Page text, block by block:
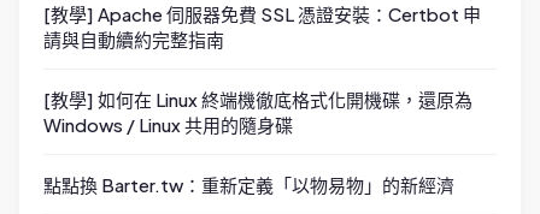
[教學] Apache 伺服器免費 SSL 憑證安裝：Certbot 申
請與自動續約完整指南
[教學] 如何在 Linux 終端機徹底格式化開機碟，還原為
Windows / Linux 共用的隨身碟
點點換 Barter.tw：重新定義「以物易物」的新經濟